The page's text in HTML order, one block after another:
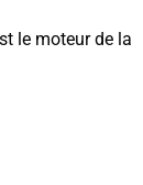
le moteur de la